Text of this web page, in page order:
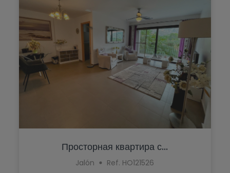
Просторная квартира с...
Jalón Ref. HO121526